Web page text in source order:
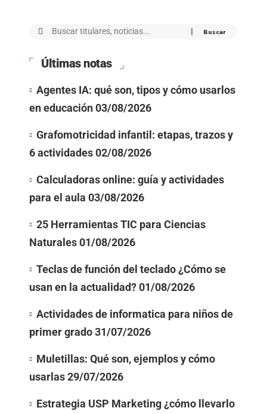
Últimas notas
Agentes IA: qué son, tipos y cómo usarlos
en educación03/08/2026
Grafomotricidad infantil: etapas, trazos y
6 actividades02/08/2026
Calculadoras online: guía y actividades
para el aula 03/08/2026
25 Herramientas TIC para Ciencias
Naturales01/08/2026
Teclas de función del teclado ¿Cómo se
usan en la actualidad?01/08/2026
Actividades de informatica para niños de
primer grado31/07/2026
Muletillas: Qué son, ejemplos y cómo
usarlas29/07/2026
Estrategia USP Marketing ¿cómo llevarlo